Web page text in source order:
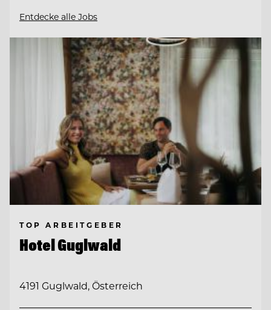
Entdecke alle Jobs
TOP ARBEITGEBER
Hotel Guglwald
4191 Guglwald, Österreich